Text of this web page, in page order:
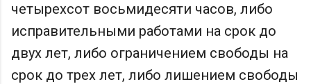
четырехсот восьмидесяти часов, либо
исправительными работами на срок до
двух лет, либо ограничением свободы на
срок до трех лет, либо лишением свободы